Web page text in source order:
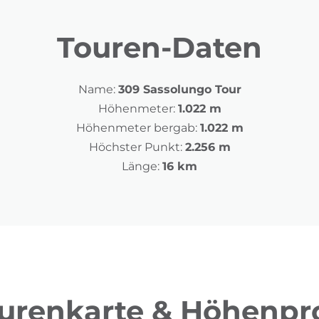
Touren-Daten
Name: 309 Sassolungo Tour
Höhenmeter: 1.022 m
Höhenmeter bergab: 1.022 m
Höchster Punkt: 2.256 m
Länge: 16 km
&